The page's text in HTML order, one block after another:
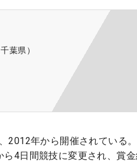
葉県）
2012年から開催されている
4日間競技に変更され、賞